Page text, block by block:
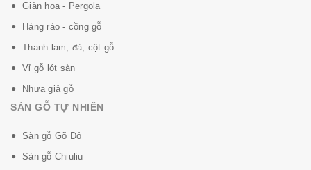
Giàn hoa - Pergola
Hàng rào - cồng gỗ
Thanh lam, đà, cột gỗ
Vỉ gỗ lót sàn
Nhựa giả gỗ
SÀN GỖ TỰ NHIÊN
Sàn gỗ Gõ Đỏ
Sàn gỗ Chiuliu